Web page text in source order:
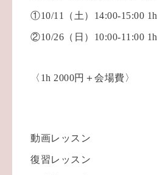
①10/11（土）14:00-15:00 1h
②10/26（日）10:00-11:00 1h
〈1h 2000円＋会場費〉
動画レッスン
復習レッスン